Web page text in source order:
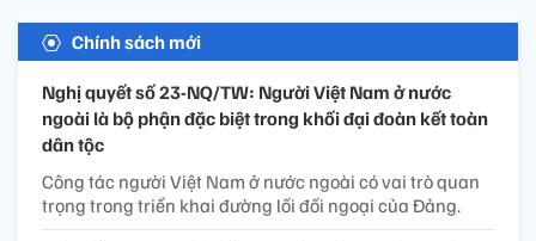
Chính sách mới
Nghị quyết số 23-NQ/TW: Người Việt Nam ở nước
ngoài là bộ phận đặc biệt trong khối đại đoàn kết toàn
dân tộc
Công tác người Việt Nam ở nước ngoài có vai trò quan
trọng trong triển khai đường lối đối ngoại của Đảng.